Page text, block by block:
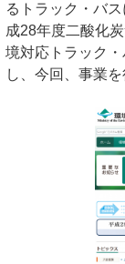
るトラック・バ
成28年度二酸化
境対応トラック
し、今回、事業